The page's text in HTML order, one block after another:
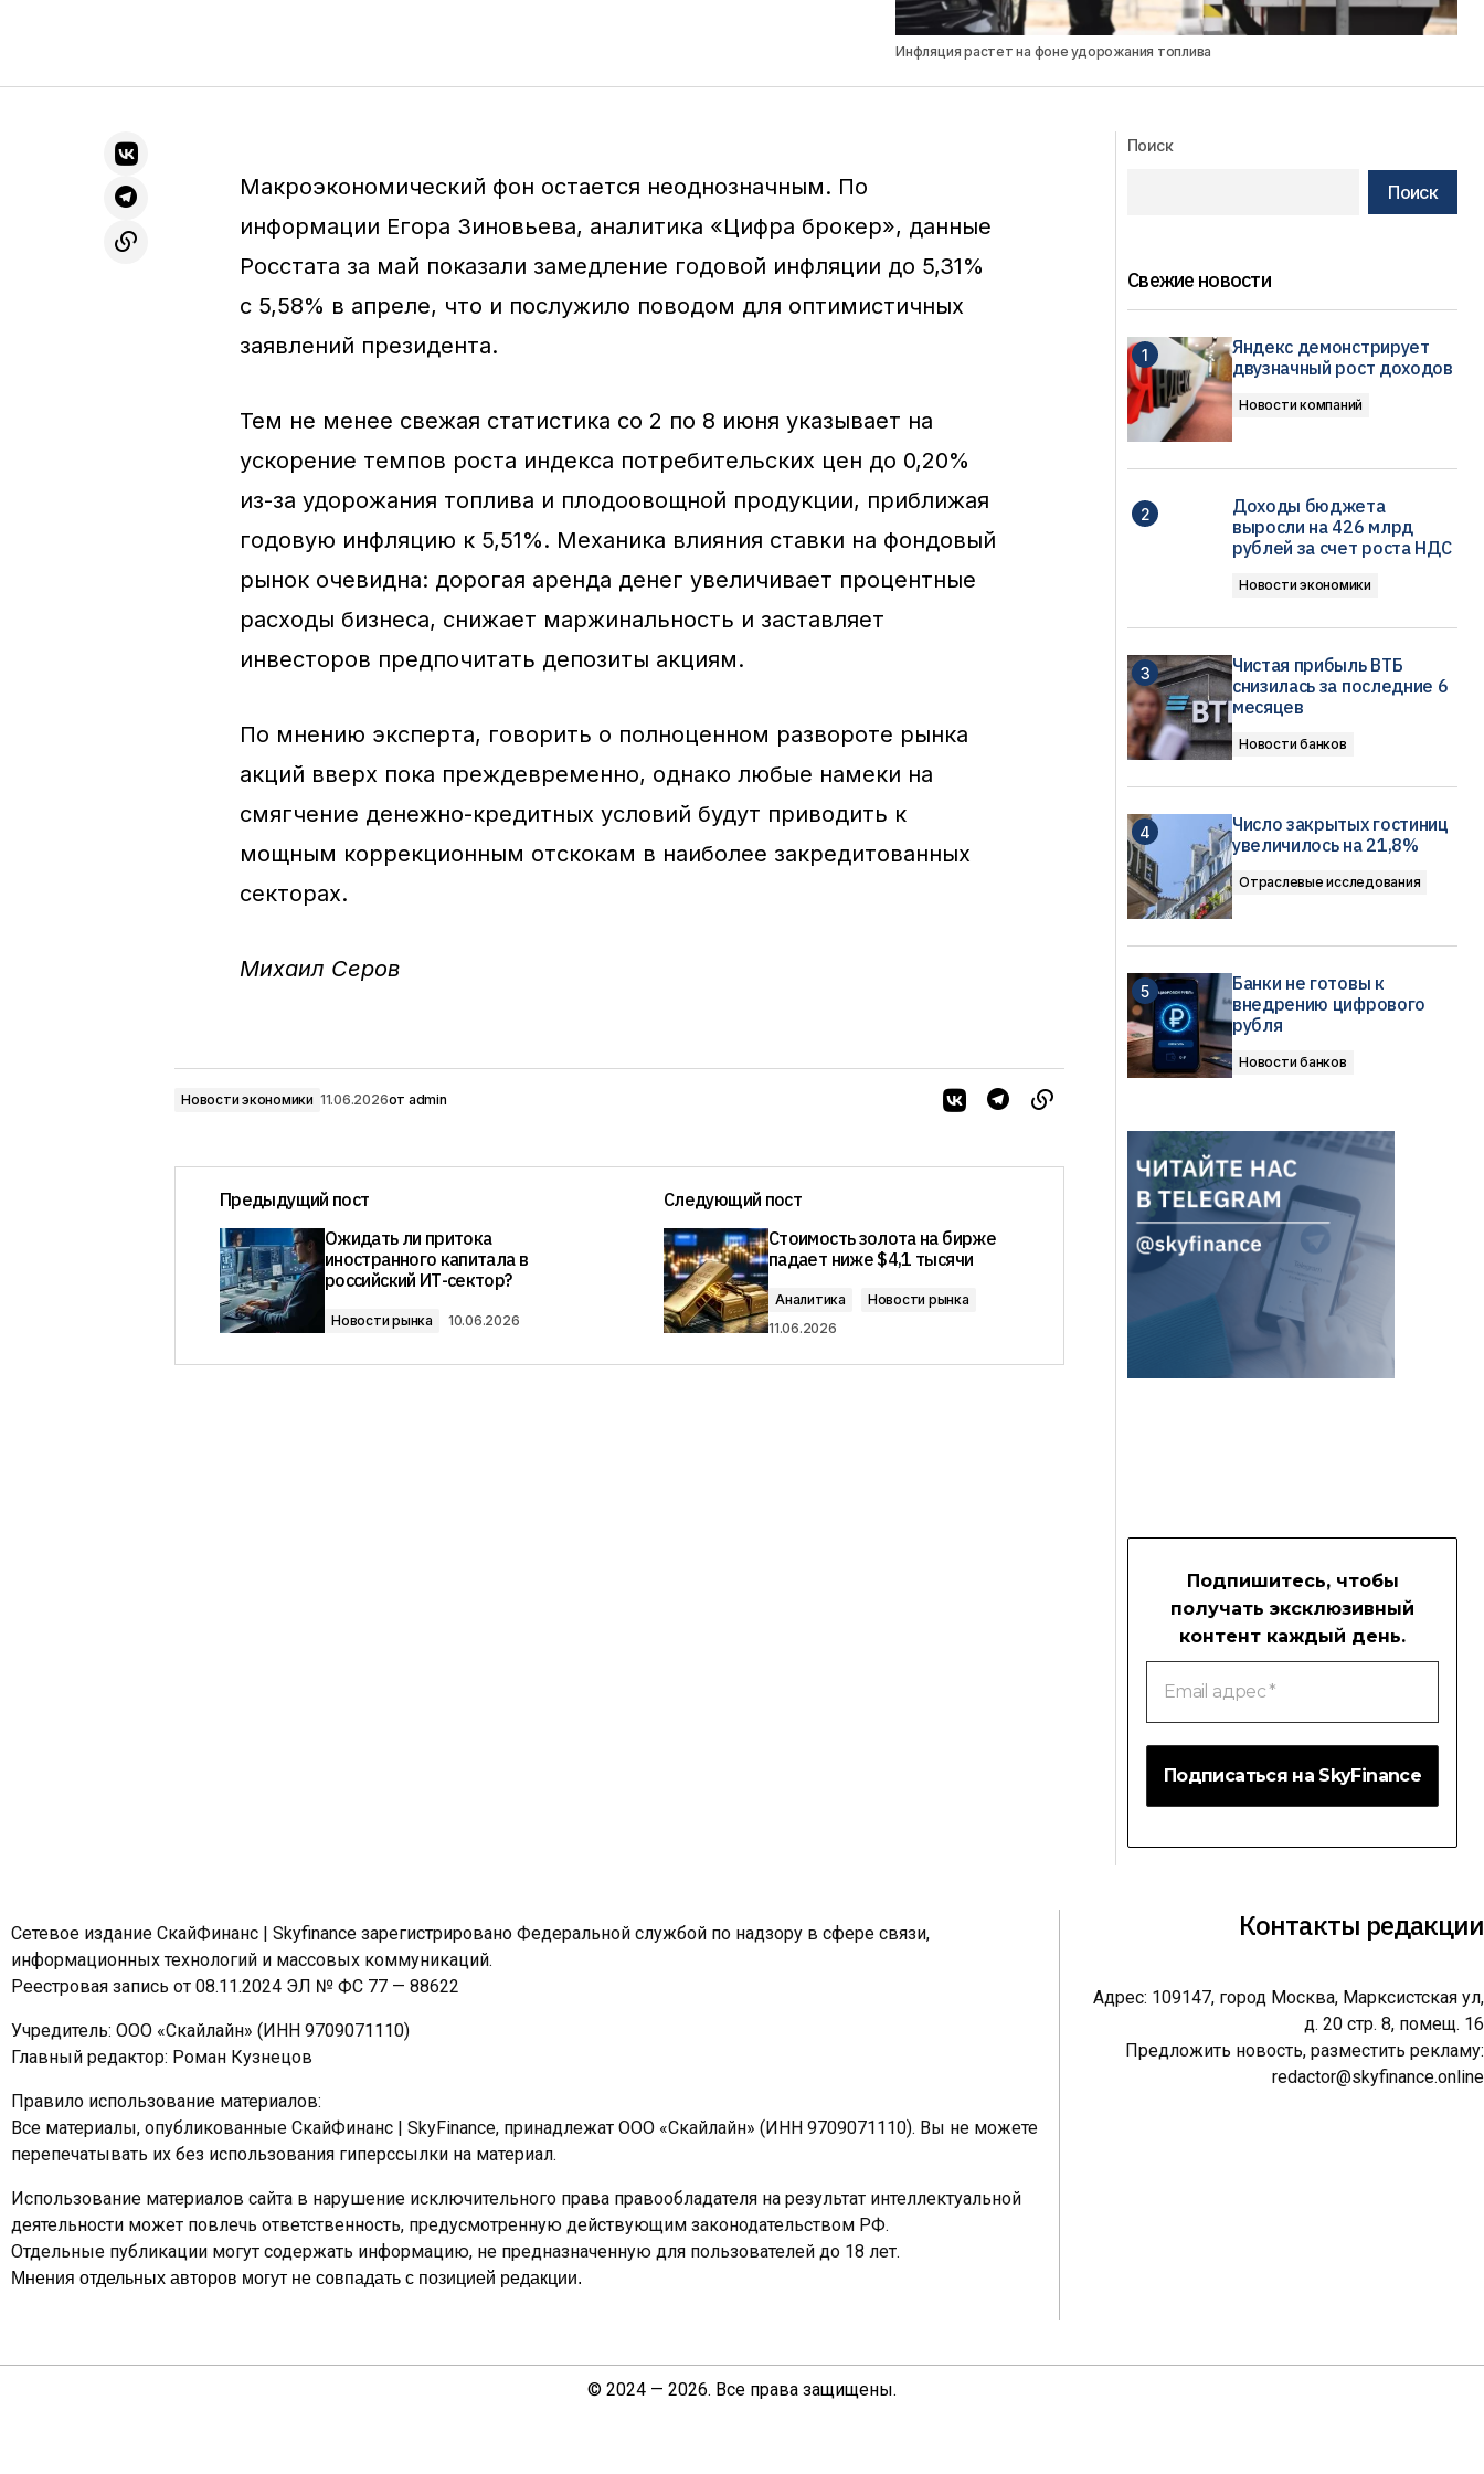
Инфляция растет на фоне удорожания топлива
Макроэкономический фон остается неоднозначным. По
информации Егора Зиновьева, аналитика «Цифра брокер», данные
Росстата за май показали замедление годовой инфляции до 5,31%
с 5,58% в апреле, что и послужило поводом для оптимистичных
заявлений президента.
Тем не менее свежая статистика со 2 по 8 июня указывает на
ускорение темпов роста индекса потребительских цен до 0,20%
из-за удорожания топлива и плодоовощной продукции, приближая
годовую инфляцию к 5,51%. Механика влияния ставки на фондовый
рынок очевидна: дорогая аренда денег увеличивает процентные
расходы бизнеса, снижает маржинальность и заставляет
инвесторов предпочитать депозиты акциям.
По мнению эксперта, говорить о полноценном развороте рынка
акций вверх пока преждевременно, однако любые намеки на
смягчение денежно-кредитных условий будут приводить к
мощным коррекционным отскокам в наиболее закредитованных
секторах.
Михаил Серов
Новости экономики 11.06.2026от admin
Предыдущий пост
Ожидать ли притока
иностранного капитала в
российский ИТ-сектор?
Новости рынка 10.06.2026
Следующий пост
Стоимость золота на бирже
падает ниже $4,1 тысячи
Аналитика
Новости рынка
11.06.2026
Поиск
Поиск
Свежие новости
Яндекс демонстрирует
двузначный рост доходов
Новости компаний
Доходы бюджета
выросли на 426 млрд
рублей за счет роста НДС
Новости экономики
Чистая прибыль ВТБ
снизилась за последние 6
месяцев
Новости банков
Число закрытых гостиниц
увеличилось на 21,8%
Отраслевые исследования
Банки не готовы к
внедрению цифрового
рубля
Новости банков
Подпишитесь, чтобы
получать эксклюзивный
контент каждый день.
адрес
Сетевое издание СкайФинанс | Skyfinance зарегистрировано Федеральной службой по надзору в сфере связи,
информационных технологий и массовых коммуникаций.
Реестровая запись от 08.11.2024 ЭЛ № ФС 77 — 88622
Учредитель: ООО «Скайлайн» (ИНН 9709071110)
Главный редактор: Роман Кузнецов
Правило использование материалов:
Все материалы, опубликованные СкайФинанс | SkyFinance, принадлежат ООО «Скайлайн» (ИНН 9709071110). Вы не можете
перепечатывать их без использования гиперссылки на материал.
Использование материалов сайта в нарушение исключительного права правообладателя на результат интеллектуальной
деятельности может повлечь ответственность, предусмотренную действующим законодательством РФ.
Отдельные публикации могут содержать информацию, не предназначенную для пользователей до 18 лет.
Мнения отдельных авторов могут не совпадать с позицией редакции.
Контакты редакции
Адрес: 109147, город Москва, Марксистская ул,
д. 20 стр. 8, помещ. 16
Предложить новость, разместить рекламу:
redactor@skyfinance.online
© 2024 — 2026. Все права защищены.